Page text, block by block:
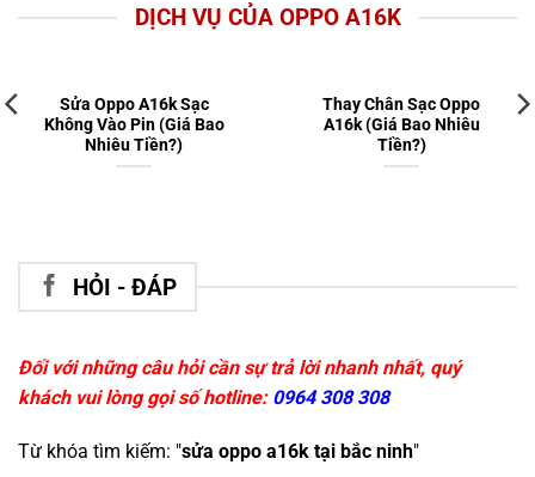
DỊCH VỤ CỦA OPPO A16K
Sửa Oppo A16k Sạc
Không Vào Pin (Giá Bao
Nhiêu Tiền?)
Thay Chân Sạc Oppo
A16k (Giá Bao Nhiêu
Tiền?)
HỎI - ĐÁP
Đối với những câu hỏi cần sự trả lời nhanh nhất, quý
khách vui lòng gọi số hotline: 0964 308 308
Từ khóa tìm kiếm: "sửa oppo a16k tại bắc ninh"